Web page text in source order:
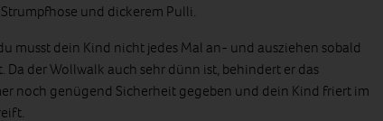
und dickerem Pulli.
musst dein Kind nicht jedes Mal an- und ausziehen sobald
der Wollwalk auch sehr dünn ist, behindert er das
noch genügend Sicherheit gegeben und dein Kind friert im